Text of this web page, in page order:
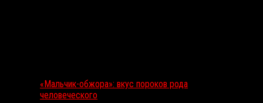
«Мальчик-обжора»: вкус пороков рода
человеческого